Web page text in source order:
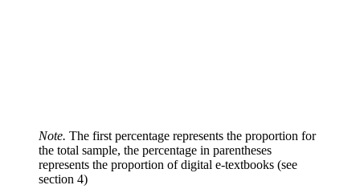
Note. The first percentage represents the proportion for
the total sample, the percentage in parentheses
represents the proportion of digital e-textbooks (see
section 4)